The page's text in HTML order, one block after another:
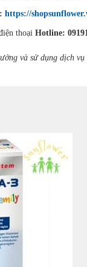
https://
thoại Hotline:
và sử dụng dịch